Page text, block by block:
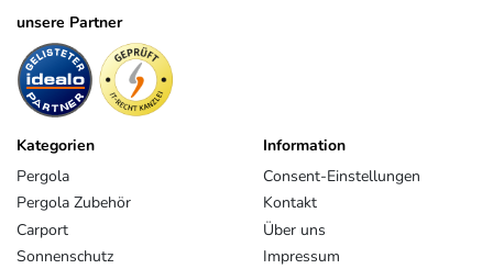
unsere Partner
Kategorien
Pergola
Pergola Zubehör
Carport
Sonnenschutz
Information
Consent-Einstellungen
Kontakt
Über uns
Impressum